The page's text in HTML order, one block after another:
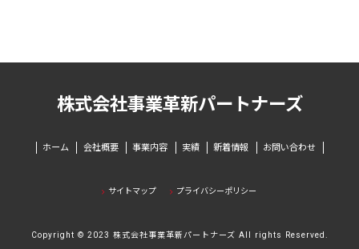
株式会社事業革新パートナーズ
ホーム 会社概要 事業内容 実績 新着情報 お問い合わせ
サイトマップ プライバシーポリシー
Copyright © 2023 株式会社事業革新パートナーズ All rights Reserved.